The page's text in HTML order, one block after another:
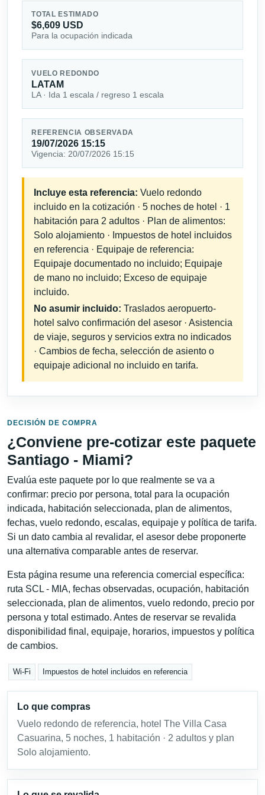
TOTAL ESTIMADO
$6,609 USD
Para la ocupación indicada
VUELO REDONDO
LATAM
LA · Ida 1 escala / regreso 1 escala
REFERENCIA OBSERVADA
19/07/2026 15:15
Vigencia: 20/07/2026 15:15
Incluye esta referencia: Vuelo redondo
incluido en la cotización · 5 noches de hotel · 1
habitación para 2 adultos · Plan de alimentos:
Solo alojamiento · Impuestos de hotel incluidos
en referencia · Equipaje de referencia:
Equipaje documentado no incluido; Equipaje
de mano no incluido; Exceso de equipaje
incluido.
No asumir incluido: Traslados aeropuerto-
hotel salvo confirmación del asesor · Asistencia
de viaje, seguros y servicios extra no indicados
· Cambios de fecha, selección de asiento o
equipaje adicional no incluido en tarifa.
DECISIÓN DE COMPRA
¿Conviene pre-cotizar este paquete
Santiago - Miami?
Evalúa este paquete por lo que realmente se va a
confirmar: precio por persona, total para la ocupación
indicada, habitación seleccionada, plan de alimentos,
fechas, vuelo redondo, escalas, equipaje y política de tarifa.
Si un dato cambia al revalidar, el asesor debe proponerte
una alternativa comparable antes de reservar.
Esta página resume una referencia comercial específica:
ruta SCL - MIA, fechas observadas, ocupación, habitación
seleccionada, plan de alimentos, vuelo redondo, precio por
persona y total estimado. Antes de reservar se revalida
disponibilidad final, equipaje, horarios, impuestos y política
de cambios.
Wi-Fi Impuestos de hotel incluidos en referencia
Lo que compras
Vuelo redondo de referencia, hotel The Villa Casa
Casuarina, 5 noches, 1 habitación · 2 adultos y plan
Solo alojamiento.